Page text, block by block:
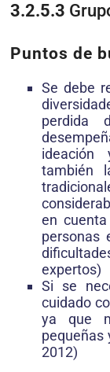
3.2.5.3
Puntos de
Se debe
perdida
ideación
también
en
personas
expertos)
Si se
cuidado
ya que
pequeñas
2012)